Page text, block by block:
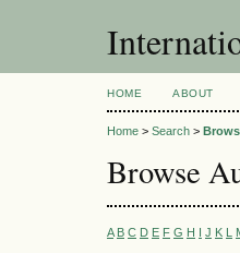
HOME ABOUT
Home > Search >
Browse
A B C D E F G H I J K L